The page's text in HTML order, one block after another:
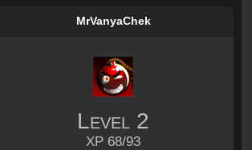
MrVanyaChek
Level 2
XP 68/93